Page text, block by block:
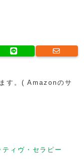
す。( Amazonのサ
ティヴ・セラピー